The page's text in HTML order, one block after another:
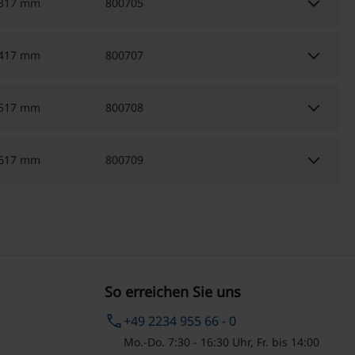
mm 800707 keyboard_arrow_down
mm 800708 keyboard_arrow_down
mm 800709 keyboard_arrow_down
So erreichen Sie uns
phone+49 2234 955 66 - 0
Mo.-Do. 7:30 - 16:30 Uhr, Fr. bis 14:00